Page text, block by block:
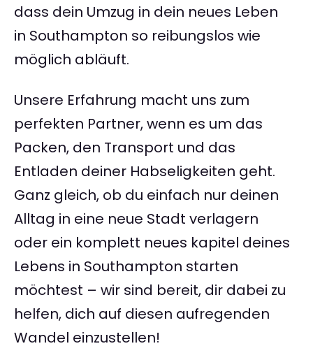
dass dein Umzug in dein neues Leben
in Southampton so reibungslos wie
möglich abläuft.
Unsere Erfahrung macht uns zum
perfekten Partner, wenn es um das
Packen, den Transport und das
Entladen deiner Habseligkeiten geht.
Ganz gleich, ob du einfach nur deinen
Alltag in eine neue Stadt verlagern
oder ein komplett neues kapitel deines
Lebens in Southampton starten
möchtest – wir sind bereit, dir dabei zu
helfen, dich auf diesen aufregenden
Wandel einzustellen!